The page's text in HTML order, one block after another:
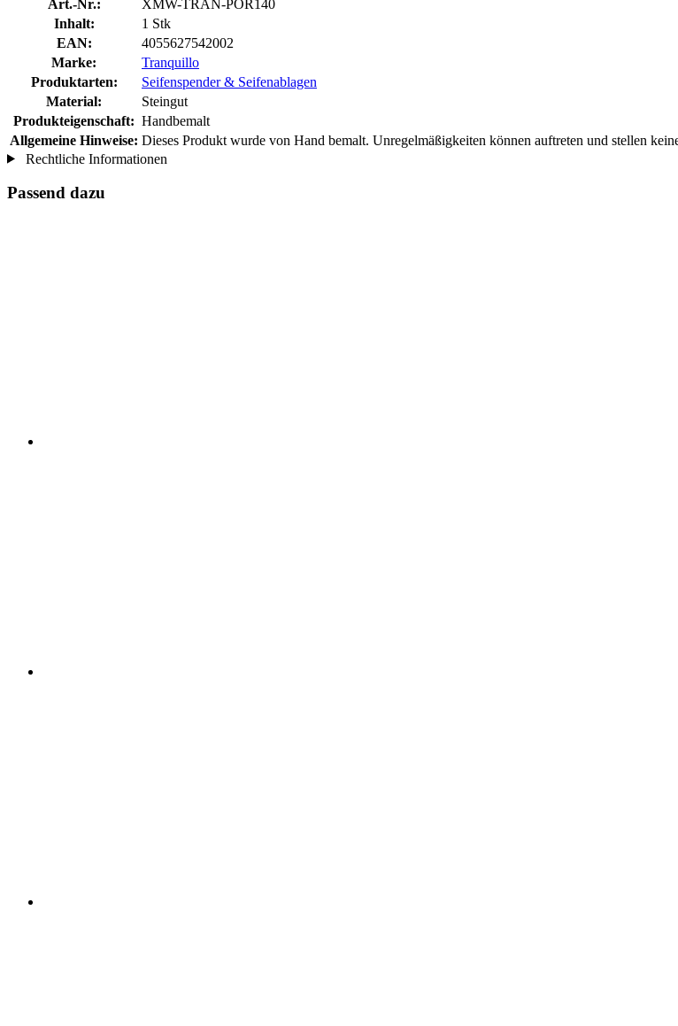
Art.-Nr.:
XMW-TRAN-POR140
Inhalt:
1 Stk
EAN:
4055627542002
Marke:
Tranquillo
Produktarten:
Seifenspender & Seifenablagen
Material:
Steingut
Produkteigenschaft: Handbemalt
Allgemeine Hinweise: Dieses Produkt wurde von Hand bemalt. Unregelmäßigkeiten können auftreten und stellen
Rechtliche Informationen
Passend dazu